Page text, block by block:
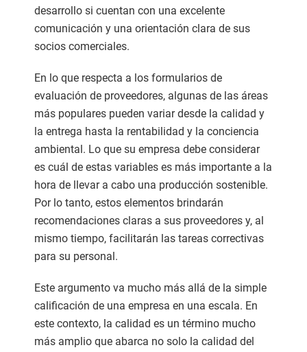
desarrollo si cuentan con una excelente
comunicación y una orientación clara de sus
socios comerciales.
En lo que respecta a los formularios de
evaluación de proveedores, algunas de las áreas
más populares pueden variar desde la calidad y
la entrega hasta la rentabilidad y la conciencia
ambiental. Lo que su empresa debe considerar
es cuál de estas variables es más importante a la
hora de llevar a cabo una producción sostenible.
Por lo tanto, estos elementos brindarán
recomendaciones claras a sus proveedores y, al
mismo tiempo, facilitarán las tareas correctivas
para su personal.
Este argumento va mucho más allá de la simple
calificación de una empresa en una escala. En
este contexto, la calidad es un término mucho
más amplio que abarca no solo la calidad del